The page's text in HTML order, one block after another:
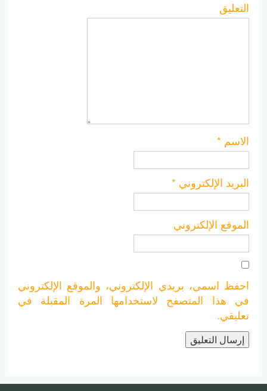
التعليق
الاسم *
البريد الإلكتروني *
الموقع الإلكتروني
احفظ اسمي، بريدي الإلكتروني، والموقع الإلكتروني
في هذا المتصفح لاستخدامها المرة المقبلة في
تعليقي.